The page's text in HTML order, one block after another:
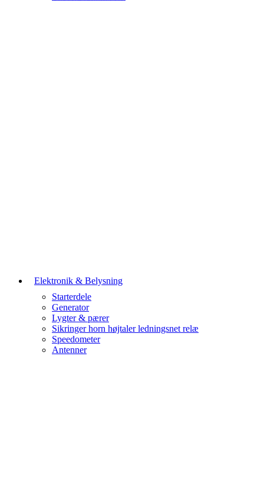
Elektronik & Belysning
Starterdele
Generator
Lygter & pærer
Sikringer horn højtaler ledningsnet relæ
Speedometer
Antenner